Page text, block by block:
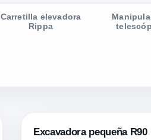
Carretilla elevadora
Rippa
Excavadora pequeña R90